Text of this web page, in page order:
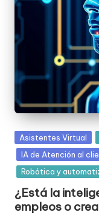
Posted
in
Asistentes Virtual
IA de Atención al
Robótica y
¿Está la
empleos o